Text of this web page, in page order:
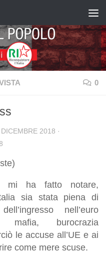
0
2018 ·
mi ha fatto notare,
sia stata piena di
nell’euro
mafia, burocrazia
le accuse all’UE e ai
come mere scuse.